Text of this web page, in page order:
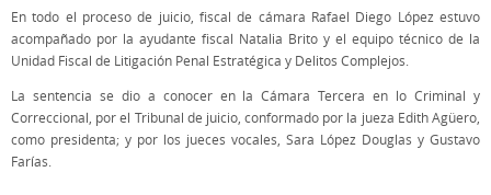
En todo el proceso de juicio, fiscal de cámara Rafael Diego López estuvo
acompañado por la ayudante fiscal Natalia Brito y el equipo técnico de la
Unidad Fiscal de Litigación Penal Estratégica y Delitos Complejos.
La sentencia se dio a conocer en la Cámara Tercera en lo Criminal y
Correccional, por el Tribunal de juicio, conformado por la jueza Edith Agüero,
como presidenta; y por los jueces vocales, Sara López Douglas y Gustavo
Farías.